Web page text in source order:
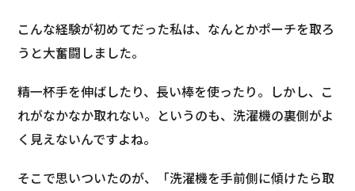
こんな経験が初めてだった私は、なんとかポーチを取ろ
うと大奮闘しました。
精一杯手を伸ばしたり、長い棒を使ったり。しかし、こ
れがなかなか取れない。というのも、洗濯機の裏側がよ
く見えないんですよね。
そこで思いついたのが、「洗濯機を手前側に傾けたら取